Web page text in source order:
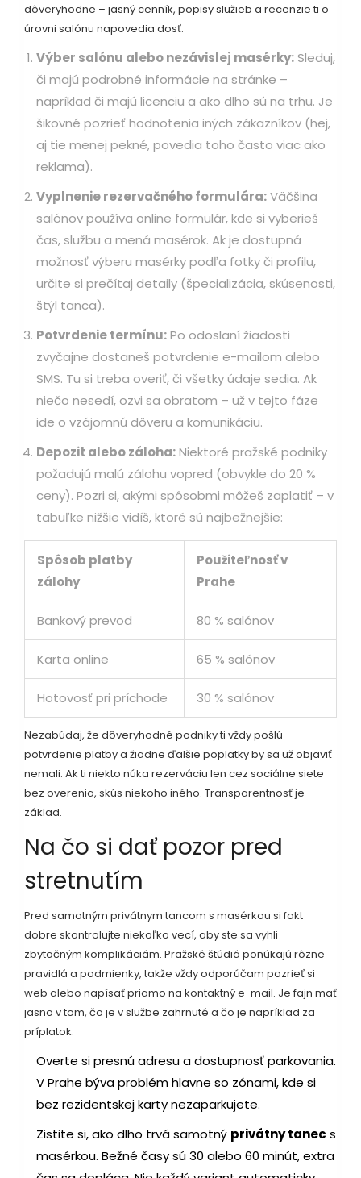
dôveryhodne – jasný cenník, popisy služieb a recenzie ti o
úrovni salónu napovedia dosť.
Výber salónu alebo nezávislej masérky:Sleduj,
či majú podrobné informácie na stránke –
napríklad či majú licenciu a ako dlho sú na trhu. Je
šikovné pozrieť hodnotenia iných zákazníkov (hej,
aj tie menej pekné, povedia toho často viac ako
reklama).
Vyplnenie rezervačného formulára:Väčšina
salónov používa online formulár, kde si vyberieš
čas, službu a mená masérok. Ak je dostupná
možnosť výberu masérky podľa fotky či profilu,
určite si prečítaj detaily (špecializácia, skúsenosti,
štýl tanca).
Potvrdenie termínu:Po odoslaní žiadosti
zvyčajne dostaneš potvrdenie e-mailom alebo
SMS. Tu si treba overiť, či všetky údaje sedia. Ak
niečo nesedí, ozvi sa obratom – už v tejto fáze
ide o vzájomnú dôveru a komunikáciu.
Depozit alebo záloha:Niektoré pražské podniky
požadujú malú zálohu vopred (obvykle do 20 %
ceny). Pozri si, akými spôsobmi môžeš zaplatiť – v
tabuľke nižšie vidíš, ktoré sú najbežnejšie:
Spôsob platby
zálohy
Použiteľnosť v
Prahe
Bankový prevod 80 % salónov
Karta online 65 % salónov
Hotovosť pri príchode 30 % salónov
Nezabúdaj, že dôveryhodné podniky ti vždy pošlú
potvrdenie platby a žiadne ďalšie poplatky by sa už objaviť
nemali. Ak ti niekto núka rezerváciu len cez sociálne siete
bez overenia, skús niekoho iného. Transparentnosť je
základ.
Na čo si dať pozor pred
stretnutím
Pred samotným privátnym tancom s masérkou si fakt
dobre skontrolujte niekoľko vecí, aby ste sa vyhli
zbytočným komplikáciám. Pražské štúdiá ponúkajú rôzne
pravidlá a podmienky, takže vždy odporúčam pozrieť si
web alebo napísať priamo na kontaktný e-mail. Je fajn mať
jasno v tom, čo je v službe zahrnuté a čo je napríklad za
príplatok.
Overte si presnú adresu a dostupnosť parkovania.
V Prahe býva problém hlavne so zónami, kde si
bez rezidentskej karty nezaparkujete.
Zistite si, ako dlho trvá samotný privátny tanec s
masérkou. Bežné časy sú 30 alebo 60 minút, extra